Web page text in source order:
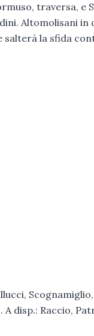
traversa, e
Altomolisani
la sfida
A disp.: Raccio,